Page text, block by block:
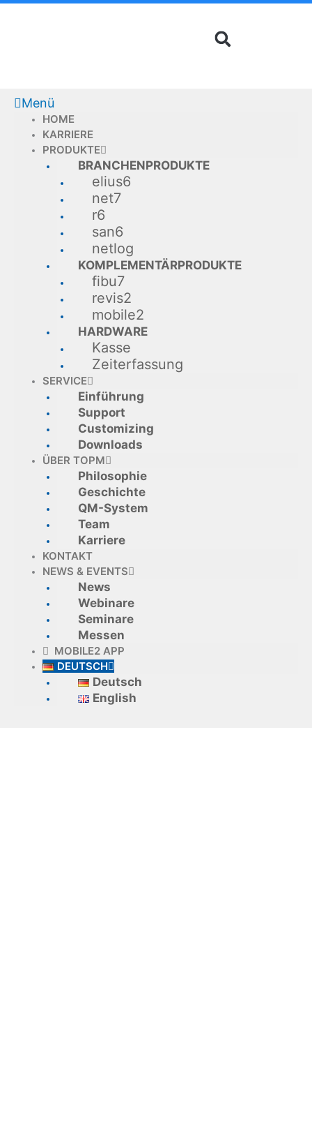
Zum
Menü
HOME
KARRIERE
PRODUKTE
BRANCHENPRODUKTE
elius6
net7
r6
san6
netlog
KOMPLEMENTÄRPRODUKTE
fibu7
revis2
mobile2
HARDWARE
Kasse
Zeiterfassung
SERVICE
Einführung
Support
Customizing
Downloads
ÜBER TOPM
Philosophie
Geschichte
QM-System
Team
Karriere
KONTAKT
NEWS & EVENTS
News
Webinare
Seminare
Messen
MOBILE2 APP
DEUTSCH
Deutsch
English